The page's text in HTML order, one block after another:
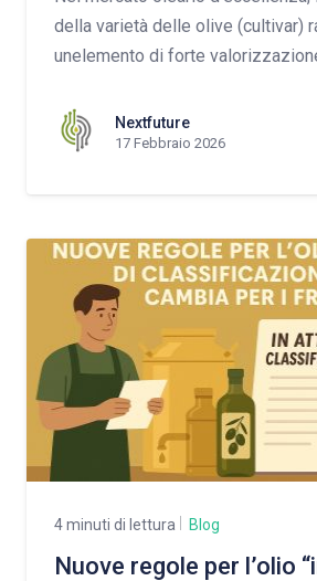
della varietà delle olive (cultivar)
unelemento di forte
Nextfuture
17 Febbraio 2026
4 minuti di lettura Blog
Nuove regole per l’olio